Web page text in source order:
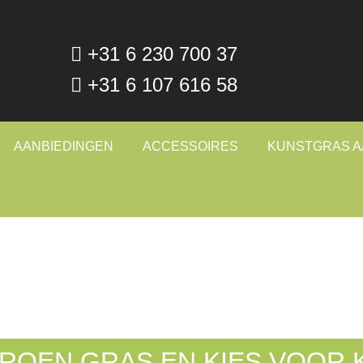
+31 6 230 700 37
+31 6 107 616 58
AANBIEDINGEN ACCESSOIRES KUNSTGRAS